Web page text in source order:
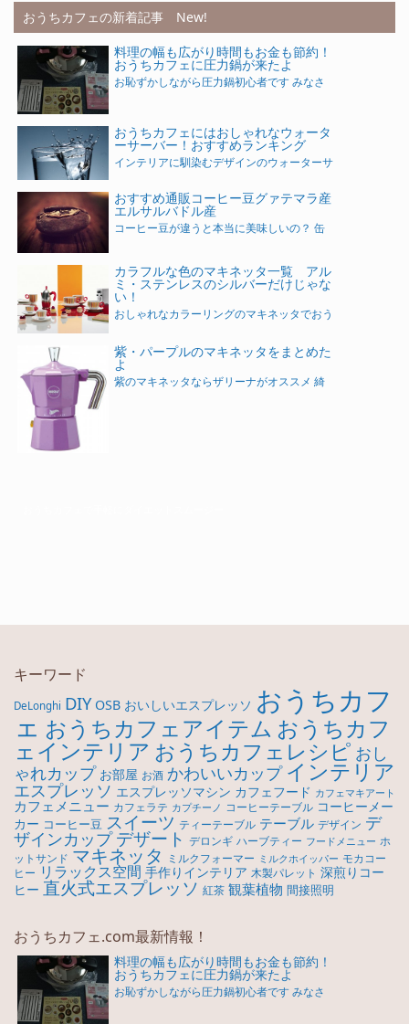
おうちカフェの新着記事 New!
料理の幅も広がり時間もお金も節約！
おうちカフェに圧力鍋が来たよ
お恥ずかしながら圧力鍋初心者です みなさ
おうちカフェにはおしゃれなウォータ
ーサーバー！おすすめランキング
インテリアに馴染むデザインのウォーターサ
おすすめ通販コーヒー豆グァテマラ産
エルサルバドル産
コーヒー豆が違うと本当に美味しいの？ 缶
カラフルな色のマキネッタ一覧 アル
ミ・ステンレスのシルバーだけじゃな
い！
おしゃれなカラーリングのマキネッタでおう
紫・パープルのマキネッタをまとめた
よ
紫のマキネッタならザリーナがオススメ 綺
キーワード
DeLonghi DIY OSB おいしいエスプレッソ おうちカフ
ェ おうちカフェアイテム おうちカフ
ェインテリア おうちカフェレシピ おし
ゃれカップ お部屋 お酒 かわいいカップ インテリア
エスプレッソ エスプレッソマシン カフェフード カフェマキアート
カフェメニュー カフェラテ カプチーノ コーヒーテーブル コーヒーメー
カー コーヒー豆 スイーツ ティーテーブル テーブル デザイン デ
ザインカップ デザート デロンギ ハーブティー フードメニュー ホ
ットサンド マキネッタ ミルクフォーマー ミルクホイッパー モカコー
ヒー リラックス空間 手作りインテリア 木製パレット 深煎りコー
ヒー 直火式エスプレッソ 紅茶 観葉植物 間接照明
おうちカフェ.com最新情報！
料理の幅も広がり時間もお金も節約！
おうちカフェに圧力鍋が来たよ
お恥ずかしながら圧力鍋初心者です みなさ